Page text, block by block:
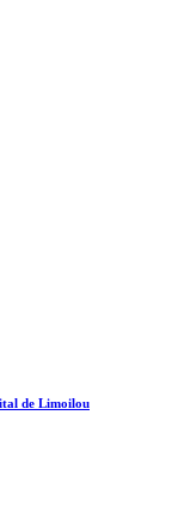
de Limoilou